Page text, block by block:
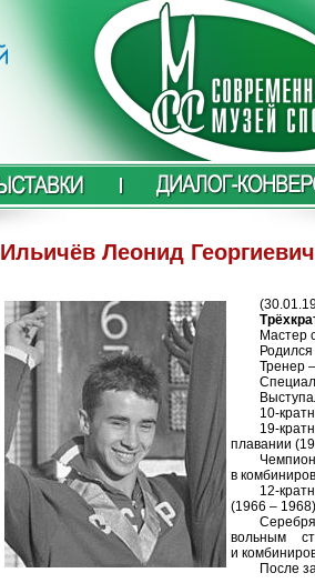
Ильичёв Леонид Георгиевич
Мастер
Тренер
10-
19-
плавании
в
12-
(1966 – 1968).
вольным
и
После